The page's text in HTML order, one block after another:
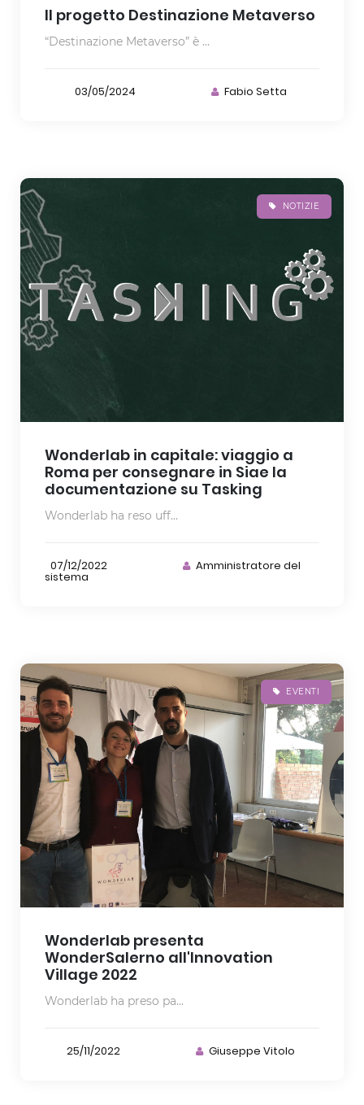
Il progetto Destinazione Metaverso
“Destinazione Metaverso” è ...
03/05/2024 Fabio Setta
NOTIZIE
Wonderlab in capitale: viaggio a
Roma per consegnare in Siae la
documentazione su Tasking
Wonderlab ha reso uff...
07/12/2022 Amministratore del
sistema
EVENTI
Wonderlab presenta
WonderSalerno all'Innovation
Village 2022
Wonderlab ha preso pa...
25/11/2022 Giuseppe Vitolo